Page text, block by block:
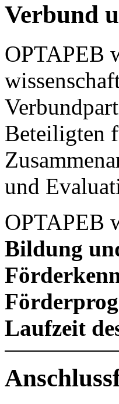
Verbund
OPTAPEB
Beteiligten
und
OPTAPEB
Bildung
Laufzeit